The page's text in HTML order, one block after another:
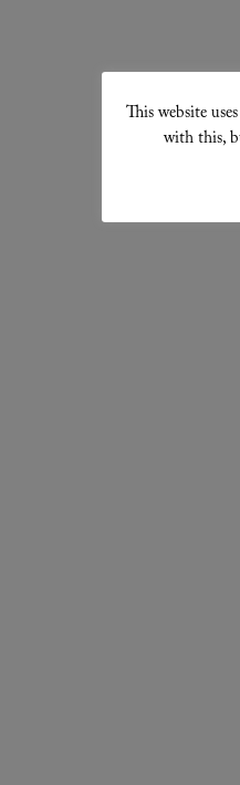
This website
with this,